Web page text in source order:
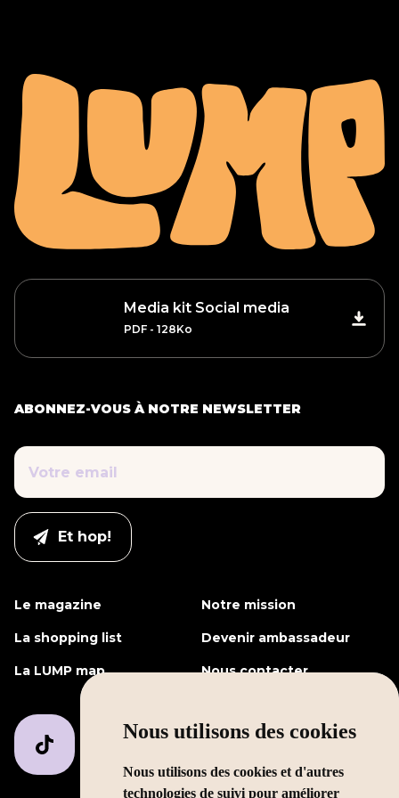
Nous utilisons des cookies
Nous utilisons des cookies et d'autres
technologies de suivi pour améliorer
Media kit Social media
PDF - 128Ko
ABONNEZ-VOUS À NOTRE NEWSLETTER
Le magazine Notre mission
La shopping list Devenir ambassadeur
La LUMP map Nous contacter